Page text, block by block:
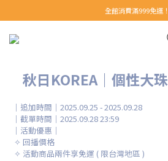
【 Welcome 】新會員首購即享免運
全館消費滿999免運！
【 Welcome 】新會員首購即享免運
秋日KOREA｜個性大
｜追加時間｜2025.09.25 - 2025.09.28
｜截單時間｜2025.09.28 23:59
｜活動優惠｜
✧ 回播價格
✧ 活動商品兩件享免運 ( 限台灣地區 )